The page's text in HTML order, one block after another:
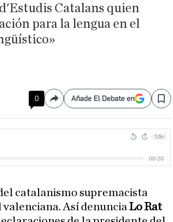
Catalans quien
para la lengua en el
0 CompartirAñade El Debate en Save
catalanismo supremacista
Así denunciaLo Rat